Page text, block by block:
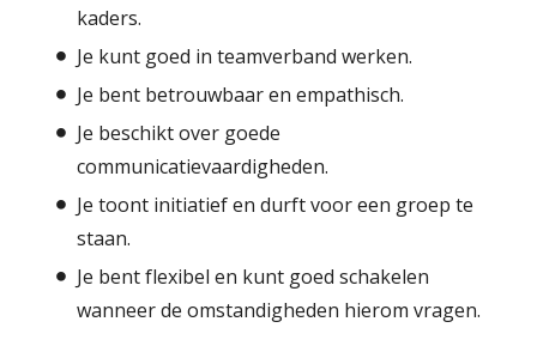
kaders.
Je kunt goed in teamverband werken.
Je bent betrouwbaar en empathisch.
Je beschikt over goede
communicatievaardigheden.
Je toont initiatief en durft voor een groep te
staan.
Je bent flexibel en kunt goed schakelen
wanneer de omstandigheden hierom vragen.